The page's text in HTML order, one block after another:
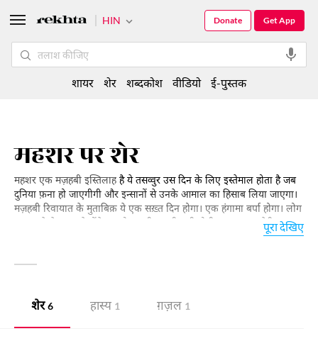
महशर पर शेर
महशर एक मज़हबी इस्तिलाह है ये तसव्वुर उस दिन के लिए इस्तेमाल होता है जब
दुनिया फ़ना हो जाएगीगी और इन्सानों से उनके आमाल का हिसाब लिया जाएगा।
मज़हबी रिवायात के मुताबिक़ ये एक सख़्त दिन होगा। एक हंगामा बर्पा होगा। लोग
एक दूसरे से भाग रहे होंगे सबको अपनी अपनी पड़ी होगी। महशर का शेरी
इस्तेमाल उस के इस मज़हबी सियाक़ में भी हुआ है और साथ ही माशूक़ के जल्वे से
पूरा देखिए
शेर 6 हास्य 1 ग़ज़ल 1
HIN Get App
Donate
शायर शेर शब्दकोश वीडियो ई-पुस्तक